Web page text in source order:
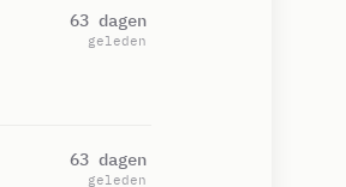
63 dagen
geleden
63 dagen
geleden